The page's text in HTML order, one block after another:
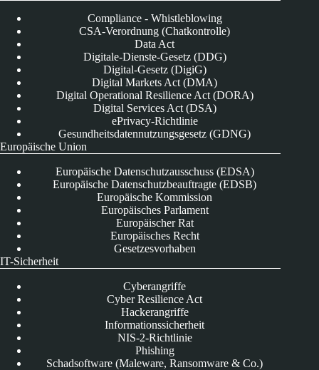
Compliance - Whistleblowing
CSA-Verordnung (Chatkontrolle)
Data Act
Digitale-Dienste-Gesetz (DDG)
Digital-Gesetz (DigiG)
Digital Markets Act (DMA)
Digital Operational Resilience Act (DORA)
Digital Services Act (DSA)
ePrivacy-Richtlinie
Gesundheitsdatennutzungsgesetz (GDNG)
Europäische Union
Europäische Datenschutzausschuss (EDSA)
Europäische Datenschutzbeauftragte (EDSB)
Europäische Kommission
Europäisches Parlament
Europäischer Rat
Europäisches Recht
Gesetzesvorhaben
IT-Sicherheit
Cyberangriffe
Cyber Resilience Act
Hackerangriffe
Informationssicherheit
NIS-2-Richtlinie
Phishing
Schadsoftware (Maleware, Ransomware & Co.)